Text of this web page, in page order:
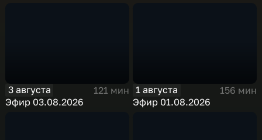
3 августа
121 мин
Эфир 03.08.2026
1 августа
156 мин
Эфир 01.08.2026